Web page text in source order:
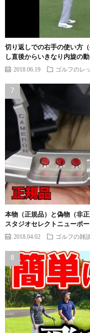
切り返しでの右手の使い方
し直後からいきなり内旋の
2018.06.19 ゴルフのレ
本物（正規品）と偽物（非
スタジオセレクトニューポ
2018.04.02 ゴルフの雑